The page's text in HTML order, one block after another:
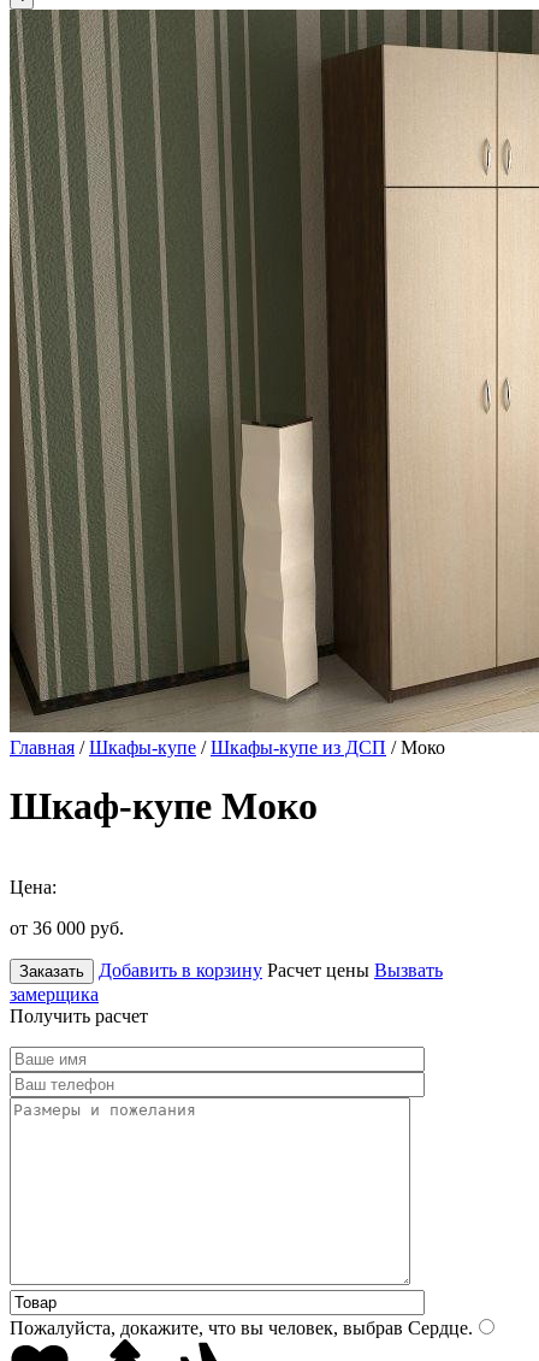
Главная /Шкафы-купе /Шкафы-купе из ДСП / Моко
Шкаф-купе Моко
Цена:
от 36 000 руб.
Заказать Добавить в корзину Расчет цены Вызвать
замерщика
Получить расчет
Пожалуйста, докажите, что вы человек, выбрав Сердце.